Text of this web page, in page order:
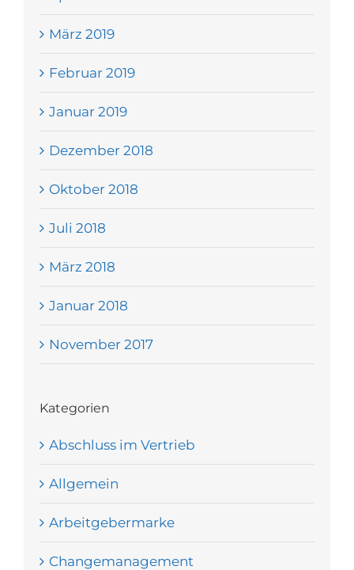
März 2019
Februar 2019
Januar 2019
Dezember 2018
Oktober 2018
Juli 2018
März 2018
Januar 2018
November 2017
Kategorien
Abschluss im Vertrieb
Allgemein
Arbeitgebermarke
Changemanagement